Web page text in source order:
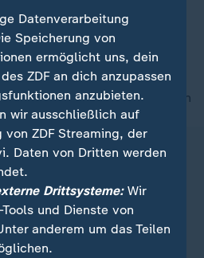
ein Projekt
nach oben
Datenverarbeitung
Speicherung von
ermöglicht uns, dein
ZDF an dich anzupassen
anzubieten.
wir ausschließlich auf
von ZDF Streaming, der
Daten von Dritten werden
Drittsysteme:Wir
und Dienste von
anderem um das Teilen